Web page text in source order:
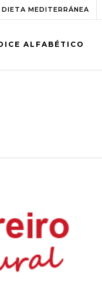
MEDITERRÁNEA
ALFABÉTICO